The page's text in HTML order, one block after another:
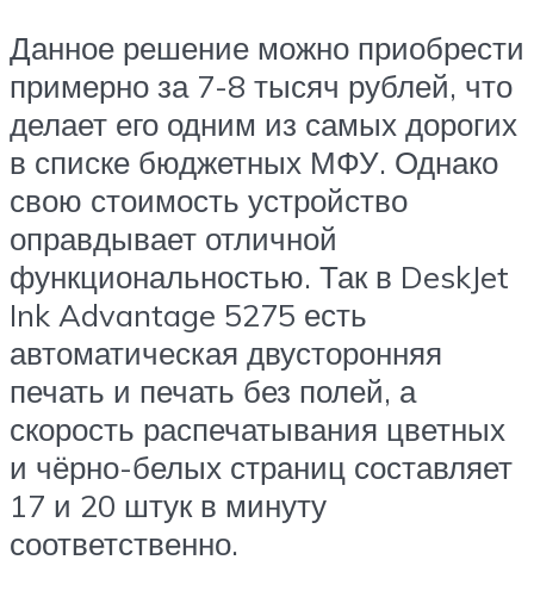
Данное решение можно приобрести
примерно за 7-8 тысяч рублей, что
делает его одним из самых дорогих
в списке бюджетных МФУ. Однако
свою стоимость устройство
оправдывает отличной
функциональностью. Так в DeskJet
Ink Advantage 5275 есть
автоматическая двусторонняя
печать и печать без полей, а
скорость распечатывания цветных
и чёрно-белых страниц составляет
17 и 20 штук в минуту
соответственно.